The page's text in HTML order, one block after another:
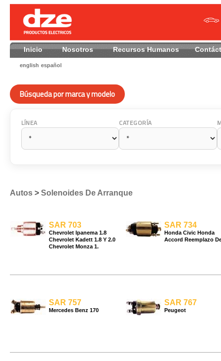
Inicio Nosotros Recursos Humanos
english español
Búsqueda por marca y modelo
LÍNEA CATEGORÍA
Autos> Solenoides De Arranque
SAR 703
Chevrolet Ipanema 1.8
Chevrolet Kadett 1.8 Y 2.0
Chevrolet Monza 1.
SAR 734
Honda Civic Honda
Accord Reemplazo
SAR 757
Mercedes Benz 170
SAR 767
Peugeot